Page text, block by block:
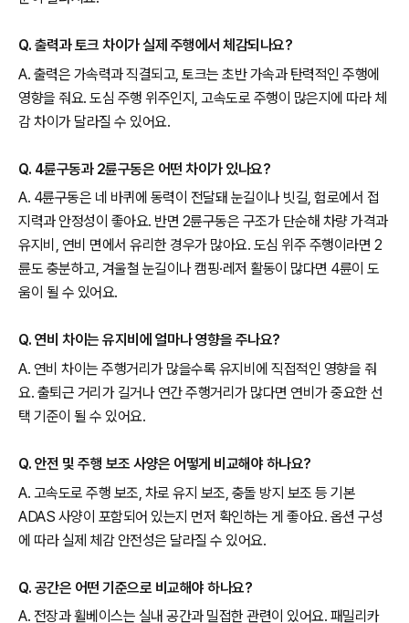
Q. 출력과 토크 차이가 실제 주행에서 체감되나요?
A. 출력은 가속력과 직결되고, 토크는 초반 가속과 탄력적인 주행에
영향을 줘요. 도심 주행 위주인지, 고속도로 주행이 많은지에 따라 체
감 차이가 달라질 수 있어요.
Q. 4륜구동과 2륜구동은 어떤 차이가 있나요?
A. 4륜구동은 네 바퀴에 동력이 전달돼 눈길이나 빗길, 험로에서 접
지력과 안정성이 좋아요. 반면 2륜구동은 구조가 단순해 차량 가격과
유지비, 연비 면에서 유리한 경우가 많아요. 도심 위주 주행이라면 2
륜도 충분하고, 겨울철 눈길이나 캠핑·레저 활동이 많다면 4륜이 도
움이 될 수 있어요.
Q. 연비 차이는 유지비에 얼마나 영향을 주나요?
A. 연비 차이는 주행거리가 많을수록 유지비에 직접적인 영향을 줘
요. 출퇴근 거리가 길거나 연간 주행거리가 많다면 연비가 중요한 선
택 기준이 될 수 있어요.
Q. 안전 및 주행 보조 사양은 어떻게 비교해야 하나요?
A. 고속도로 주행 보조, 차로 유지 보조, 충돌 방지 보조 등 기본
ADAS 사양이 포함되어 있는지 먼저 확인하는 게 좋아요. 옵션 구성
에 따라 실제 체감 안전성은 달라질 수 있어요.
Q. 공간은 어떤 기준으로 비교해야 하나요?
A. 전장과 휠베이스는 실내 공간과 밀접한 관련이 있어요. 패밀리카